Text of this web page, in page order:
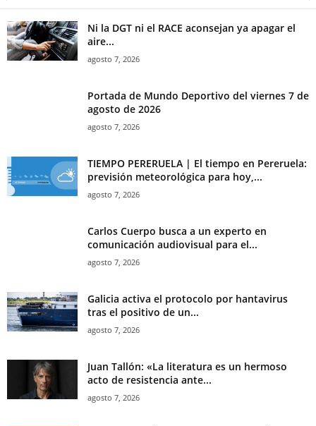
Ni la DGT ni el RACE aconsejan ya apagar el
aire...
agosto 7, 2026
Portada de Mundo Deportivo del viernes 7 de
agosto de 2026
agosto 7, 2026
TIEMPO PERERUELA | El tiempo en Pereruela:
previsión meteorológica para hoy,...
agosto 7, 2026
Carlos Cuerpo busca a un experto en
comunicación audiovisual para el...
agosto 7, 2026
Galicia activa el protocolo por hantavirus
tras el positivo de un...
agosto 7, 2026
Juan Tallón: «La literatura es un hermoso
acto de resistencia ante...
agosto 7, 2026